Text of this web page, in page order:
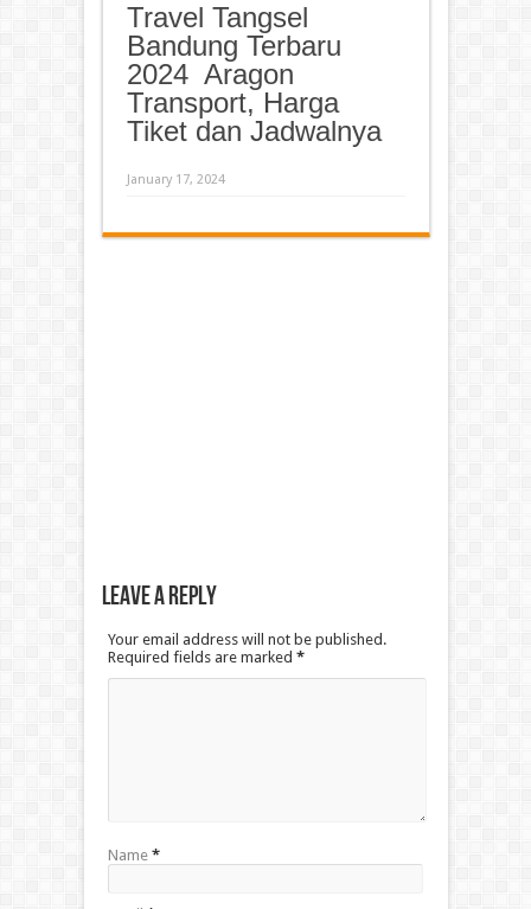
Travel Tangsel
Bandung Terbaru
2024 Aragon
Transport, Harga
Tiket dan Jadwalnya
January 17, 2024
Leave a Reply
Your email address will not be published.
Required fields are marked *
Name *